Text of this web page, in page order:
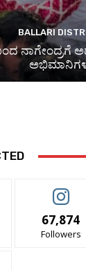
BALLARI
ನಾಗೇಂದ್ರಗೆ
67,874
Followers